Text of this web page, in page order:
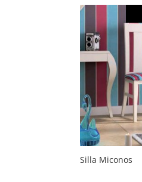
Silla Miconos